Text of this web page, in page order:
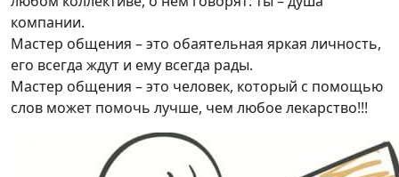
компании.
Мастер общения – это обаятельная яркая личность,
его всегда ждут и ему всегда рады.
Мастер общения – это человек, который с помощью
слов может помочь лучше, чем любое лекарство!!!